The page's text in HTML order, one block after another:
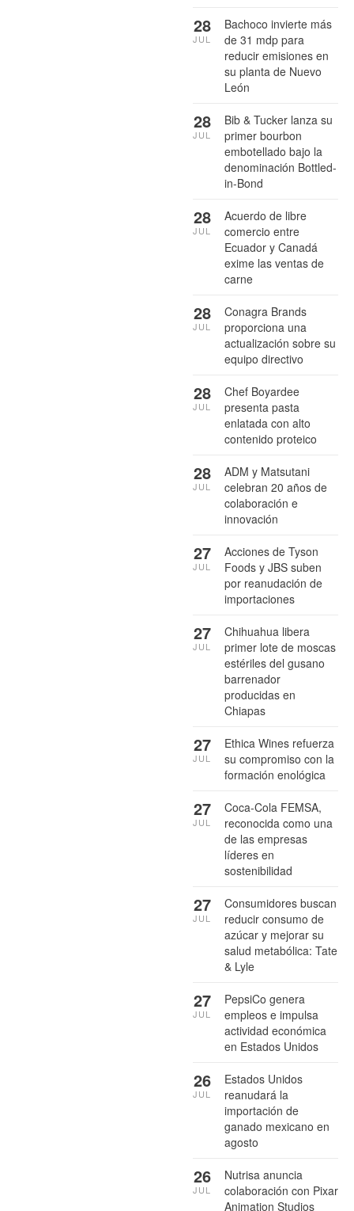
Bachoco invierte más
de 31 mdp para
reducir emisiones en
su planta de Nuevo
León
28
JUL
Bib & Tucker lanza su
primer bourbon
embotellado bajo la
denominación Bottled-
in-Bond
28
JUL
Acuerdo de libre
comercio entre
Ecuador y Canadá
exime las ventas de
carne
28
JUL
Conagra Brands
proporciona una
actualización sobre su
equipo directivo
28
JUL
Chef Boyardee
presenta pasta
enlatada con alto
contenido proteico
28
JUL
ADM y Matsutani
celebran 20 años de
colaboración e
innovación
28
JUL
Acciones de Tyson
Foods y JBS suben
por reanudación de
importaciones
27
JUL
Chihuahua libera
primer lote de moscas
estériles del gusano
barrenador
producidas en
Chiapas
27
JUL
Ethica Wines refuerza
su compromiso con la
formación enológica
27
JUL
Coca-Cola FEMSA,
reconocida como una
de las empresas
líderes en
sostenibilidad
27
JUL
Consumidores buscan
reducir consumo de
azúcar y mejorar su
salud metabólica: Tate
& Lyle
27
JUL
PepsiCo genera
empleos e impulsa
actividad económica
en Estados Unidos
27
JUL
Estados Unidos
reanudará la
importación de
ganado mexicano en
agosto
26
JUL
Nutrisa anuncia
colaboración con Pixar
Animation Studios
26
JUL